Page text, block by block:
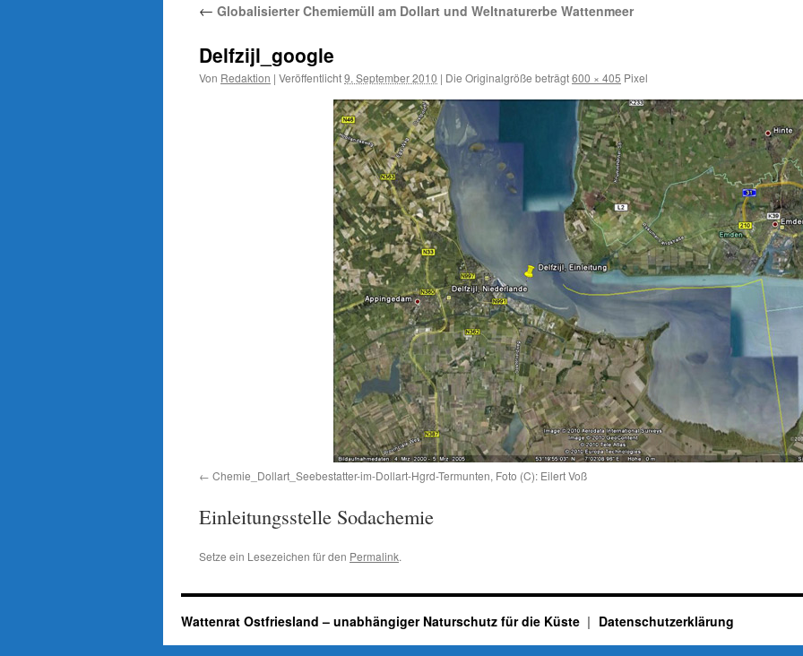
← Globalisierter Chemiemüll am Dollart und Weltnaturerbe Wattenmeer
Delfzijl_google
Von Redaktion | Veröffentlicht9. September 2010 | Die Originalgröße beträgt600 × 405 Pixel
Chemie_Dollart_Seebestatter-im-Dollart-Hgrd-Termunten, Foto (C): Eilert Voß
Einleitungsstelle Sodachemie
Setze ein Lesezeichen für den Permalink.
Wattenrat Ostfriesland – unabhängiger Naturschutz für die Küste Datenschutzerklärung